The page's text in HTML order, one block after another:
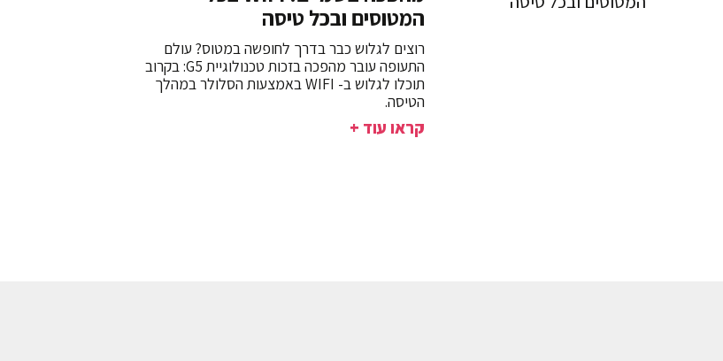
המטוסים ובכל טיסה
רוצים לגלוש כבר בדרך לחופשה במטוס? עולם
התעופה עובר מהפכה בזכות טכנולוגיית G5: בקרוב
תוכלו לגלוש ב- WIFI באמצעות הסלולר במהלך
הטיסה.
קראו עוד +